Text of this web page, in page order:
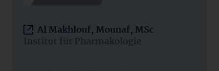
Al Makhlouf, Mounaf, MSc
Institut für Pharmakologie